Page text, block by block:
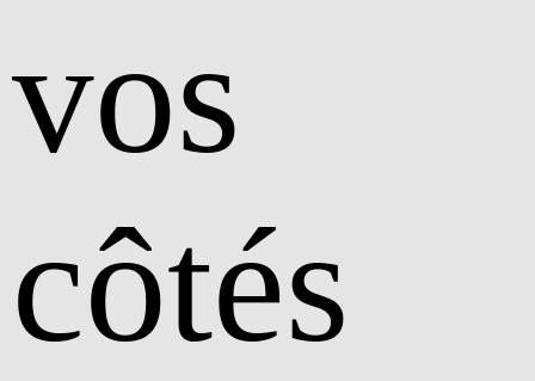
vos
côtés